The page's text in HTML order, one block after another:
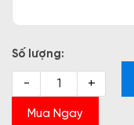
Số lượng:
- +
Mua Ngay